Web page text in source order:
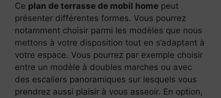
Ce plan de terrasse de mobil home peut
présenter différentes formes. Vous pourrez
notamment choisir parmi les modèles que nous
mettons à votre disposition tout en s’adaptant à
votre espace. Vous pourrez par exemple choisir
entre un modèle à doubles marches ou avec
des escaliers panoramiques sur lesquels vous
prendrez aussi plaisir à vous asseoir. En option,